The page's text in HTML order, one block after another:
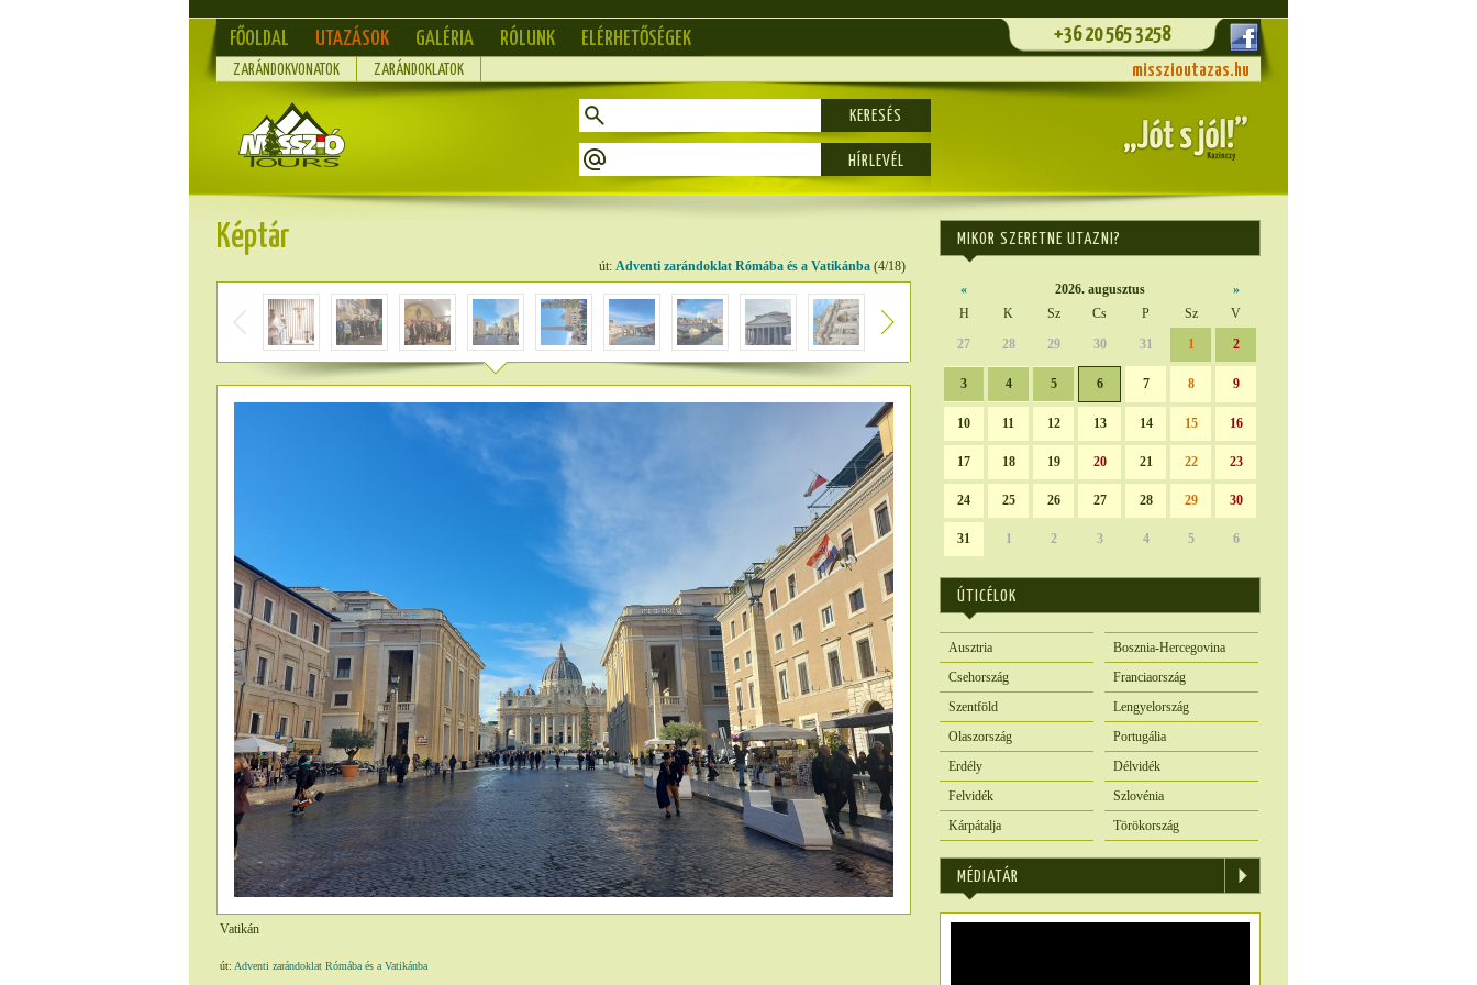
FŐOLDAL UTAZÁSOK GALÉRIA RÓLUNK ELÉRHETŐSÉGEK +36 20 565 3258
ZARÁNDOKVONATOK ZARÁNDOKLATOK misszioutazas.hu
KERESÉS
Képtár
út: Adventi zarándoklat Rómába és a Vatikánba (4/18)
Vatikán
út: Adventi zarándoklat Rómába és a Vatikánba
MIKOR SZERETNE UTAZNI?
« 2026. augusztus
»
H
K Sz Cs P Sz
V
27
28 29 30 31 1 2
3 4 5 6 7 8 9
10 11 12 13 14 15 16
17 18 19 20 21 22 23
24 25 26 27 28 29 30
31 1 2 3 4 5 6
ÚTICÉLOK
Ausztria
Bosznia-Hercegovina
Csehország
Franciaország
Szentföld
Lengyelország
Olaszország
Portugália
Erdély
Délvidék
Felvidék
Szlovénia
Kárpátalja
Törökország
MÉDIATÁR